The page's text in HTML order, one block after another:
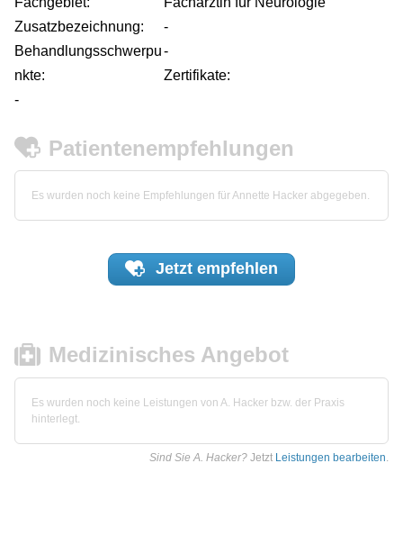
Zusatzbezeichnung:
-
Behandlungsschwerpu
nkte:
-
Zertifikate:
-
Patientenempfehlungen
Es wurden noch keine Empfehlungen für Annette Hacker abgegeben.
Jetzt empfehlen
Medizinisches Angebot
Es wurden noch keine Leistungen von A. Hacker bzw. der Praxis
hinterlegt.
Sind Sie A. Hacker? Jetzt Leistungen bearbeiten.